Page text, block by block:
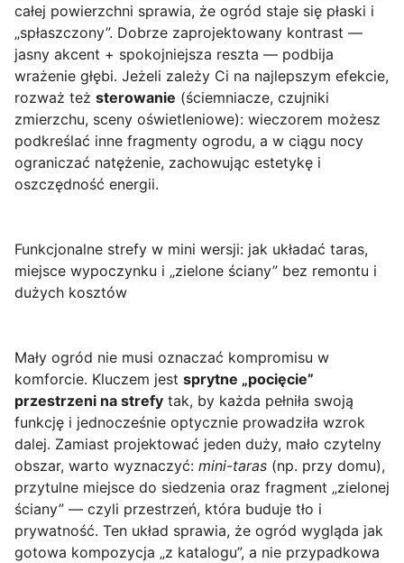
całej powierzchni sprawia, że ogród staje się płaski i
„spłaszczony”. Dobrze zaprojektowany kontrast —
jasny akcent + spokojniejsza reszta — podbija
wrażenie głębi. Jeżeli zależy Ci na najlepszym efekcie,
rozważ też sterowanie (ściemniacze, czujniki
zmierzchu, sceny oświetleniowe): wieczorem możesz
podkreślać inne fragmenty ogrodu, a w ciągu nocy
ograniczać natężenie, zachowując estetykę i
oszczędność energii.
Funkcjonalne strefy w mini wersji: jak układać taras,
miejsce wypoczynku i „zielone ściany” bez remontu i
dużych kosztów
Mały ogród nie musi oznaczać kompromisu w
komforcie. Kluczem jest sprytne „pocięcie”
przestrzeni na strefy tak, by każda pełniła swoją
funkcję i jednocześnie optycznie prowadziła wzrok
dalej. Zamiast projektować jeden duży, mało czytelny
obszar, warto wyznaczyć: mini-taras (np. przy domu),
przytulne miejsce do siedzenia oraz fragment „zielonej
ściany” — czyli przestrzeń, która buduje tło i
prywatność. Ten układ sprawia, że ogród wygląda jak
gotowa kompozycja „z katalogu”, a nie przypadkowa